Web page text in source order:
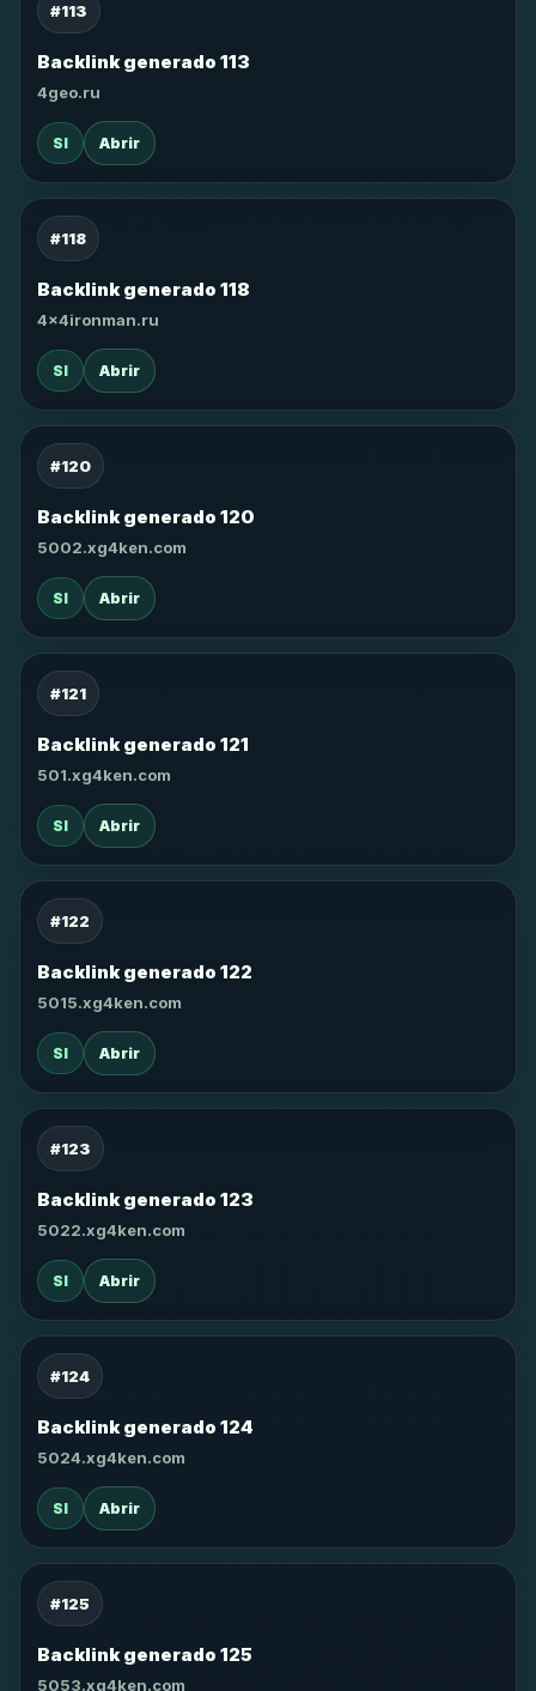
#113
Backlink generado 113
4geo.ru
SI Abrir
#118
Backlink generado 118
4x4ironman.ru
SI Abrir
#120
Backlink generado 120
5002.xg4ken.com
SI Abrir
#121
Backlink generado 121
501.xg4ken.com
SI Abrir
#122
Backlink generado 122
5015.xg4ken.com
SI Abrir
#123
Backlink generado 123
5022.xg4ken.com
SI Abrir
#124
Backlink generado 124
5024.xg4ken.com
SI Abrir
#125
Backlink generado 125
5053.xg4ken.com